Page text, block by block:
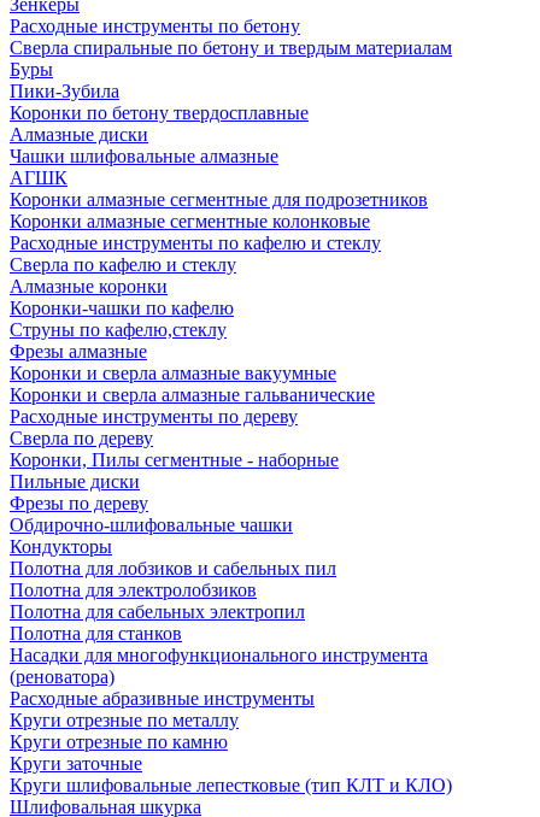
Зенкеры
Расходные инструменты по бетону
Сверла спиральные по бетону и твердым материалам
Буры
Пики-Зубила
Коронки по бетону твердосплавные
Алмазные диски
Чашки шлифовальные алмазные
АГШК
Коронки алмазные сегментные для подрозетников
Коронки алмазные сегментные колонковые
Расходные инструменты по кафелю и стеклу
Сверла по кафелю и стеклу
Алмазные коронки
Коронки-чашки по кафелю
Струны по кафелю,стеклу
Фрезы алмазные
Коронки и сверла алмазные вакуумные
Коронки и сверла алмазные гальванические
Расходные инструменты по дереву
Сверла по дереву
Коронки, Пилы сегментные - наборные
Пильные диски
Фрезы по дереву
Обдирочно-шлифовальные чашки
Кондукторы
Полотна для лобзиков и сабельных пил
Полотна для электролобзиков
Полотна для сабельных электропил
Полотна для станков
Насадки для многофункционального инструмента
(реноватора)
Расходные абразивные инструменты
Круги отрезные по металлу
Круги отрезные по камню
Круги заточные
Круги шлифовальные лепестковые (тип КЛТ и КЛО)
Шлифовальная шкурка